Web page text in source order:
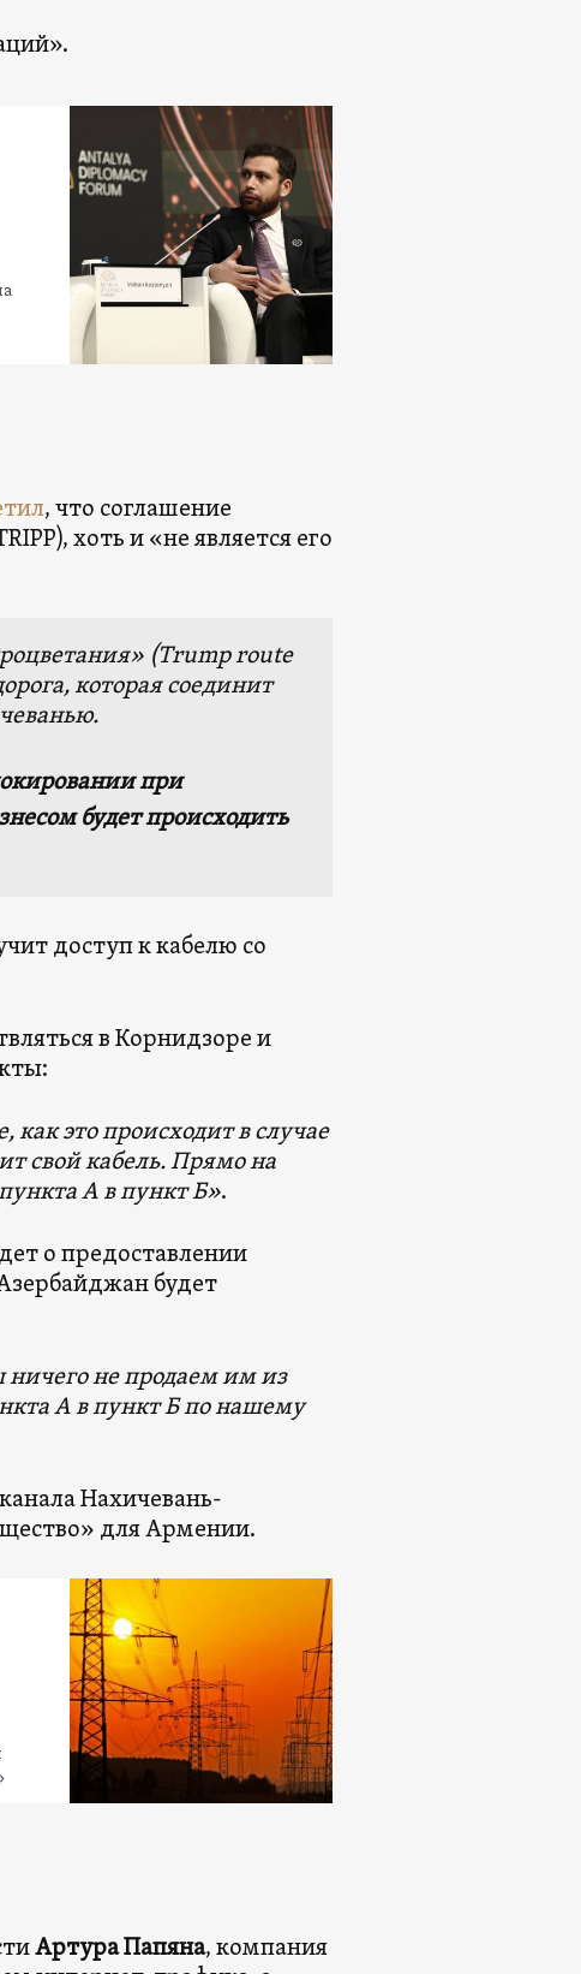
, что соглашение
хоть и «не является его
(Trump route
которая соединит
при
будет происходить
доступ к кабелю со
в Корнидзоре и
это происходит в случае
свой кабель. Прямо на
А в пункт Б».
о предоставлении
будет
не продаем им из
А в пункт Б по нашему
Нахичевань-
для Армении.
Артура Папяна, компания